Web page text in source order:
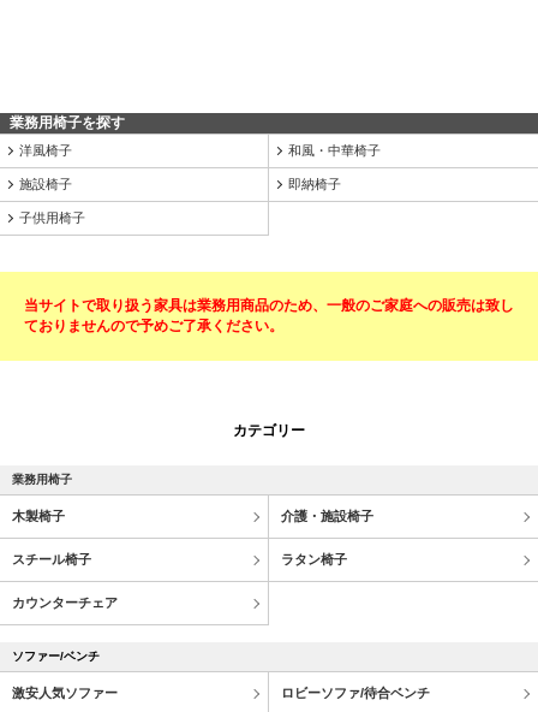
業務用椅子を探す
洋風椅子 和風・中華椅子
施設椅子 即納椅子
子供用椅子
当サイトで取り扱う家具は業務用商品のため、一般のご家庭への販売は致し
ておりませんので予めご了承ください。
カテゴリー
業務用椅子
木製椅子 介護・施設椅子
スチール椅子 ラタン椅子
カウンターチェア
ソファー/ベンチ
激安人気ソファー ロビーソファ/待合ベンチ